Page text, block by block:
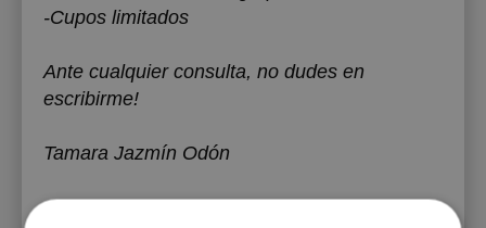
-Cupos limitados
Ante cualquier consulta, no dudes en
escribirme!
Tamara Jazmín Odón